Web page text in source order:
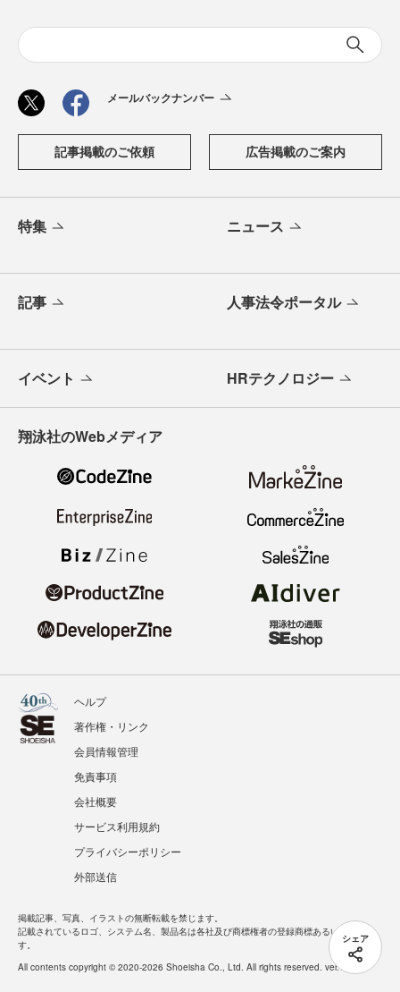
シェア
メールバックナンバー
記事掲載のご依頼 広告掲載のご案内
特集 ニュース
記事 人事法令ポータル
イベント HRテクノロジー
翔泳社のWebメディア
ヘルプ
著作権・リンク
会員情報管理
免責事項
会社概要
サービス利用規約
プライバシーポリシー
外部送信
掲載記事、写真、イラストの無断転載を禁じます。
記載されているロゴ、システム名、製品名は各社及び商標権者の登録商標あるいは商標で
す。
All contents copyright © 2020-2026 Shoeisha Co., Ltd. All rights reserved. ver.1.5